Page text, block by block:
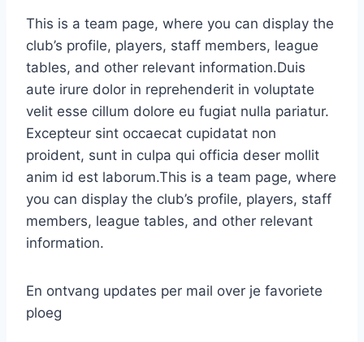
This is a team page, where you can display the
club’s profile, players, staff members, league
tables, and other relevant information.Duis
aute irure dolor in reprehenderit in voluptate
velit esse cillum dolore eu fugiat nulla pariatur.
Excepteur sint occaecat cupidatat non
proident, sunt in culpa qui officia deser mollit
anim id est laborum.This is a team page, where
you can display the club’s profile, players, staff
members, league tables, and other relevant
information.
En ontvang updates per mail over je favoriete
ploeg